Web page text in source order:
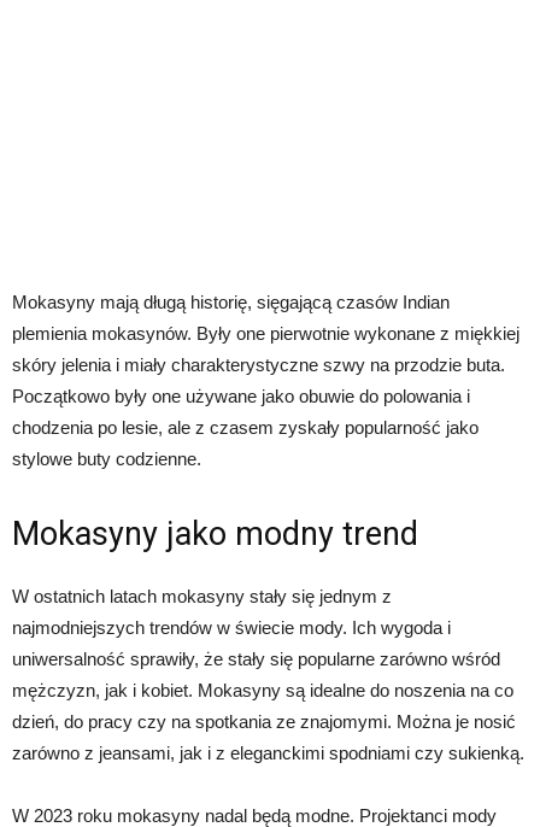
Mokasyny mają długą historię, sięgającą czasów Indian
plemienia mokasynów. Były one pierwotnie wykonane z miękkiej
skóry jelenia i miały charakterystyczne szwy na przodzie buta.
Początkowo były one używane jako obuwie do polowania i
chodzenia po lesie, ale z czasem zyskały popularność jako
stylowe buty codzienne.
Mokasyny jako modny trend
W ostatnich latach mokasyny stały się jednym z
najmodniejszych trendów w świecie mody. Ich wygoda i
uniwersalność sprawiły, że stały się popularne zarówno wśród
mężczyzn, jak i kobiet. Mokasyny są idealne do noszenia na co
dzień, do pracy czy na spotkania ze znajomymi. Można je nosić
zarówno z jeansami, jak i z eleganckimi spodniami czy sukienką.
W 2023 roku mokasyny nadal będą modne. Projektanci mody